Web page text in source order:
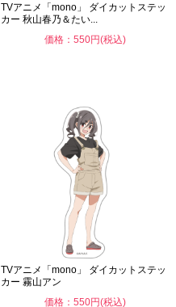
TVアニメ「mono」 ダイカットステッ
カー 秋山春乃＆たい...
価格：550円(税込)
TVアニメ「mono」 ダイカットステッ
カー 霧山アン
価格：550円(税込)